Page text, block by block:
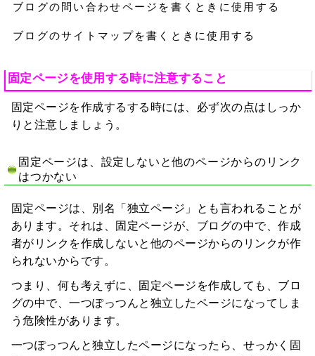
ブログの問い合わせページを書くときに使用する
ブログのサイトマップを書くときに使用する
固定ページを使用する時に注意すること
固定ページを作成するする時には、必ず次の点はしっか
りと注意しましょう。
固定ページは、設定しないと他のページからのリンク
はつかない
固定ページは、別名「独立ページ」とも言われることが
あります。それは、固定ページが、ブログの中で、作成
者がリンクを作成しないと他のページからのリンクが作
られないからです。
つまり、何も考えずに、固定ページを作成しても、ブロ
グの中で、一つぽっつんと独立したページになってしま
う危険性があります。
一つぽっつんと独立したページになったら、せっかく固